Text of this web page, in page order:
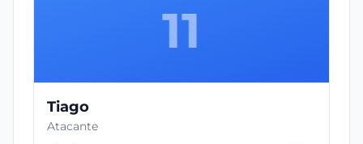
11
Tiago
Atacante